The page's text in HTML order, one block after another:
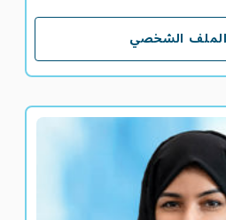
الشخصي
الشخصي
عائشة الشبلي